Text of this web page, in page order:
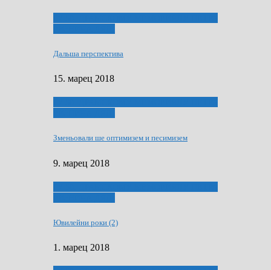
Дальша перспектива
15. марец 2018
Зменьовали ше оптимизем и песимизем
9. марец 2018
Ювилейни роки (2)
1. марец 2018